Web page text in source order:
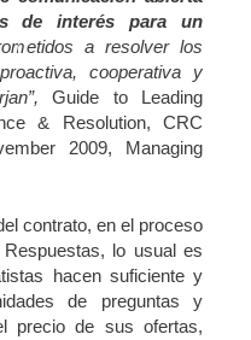
de interés para un
a resolver los
cooperativa y
Guide to Leading
& Resolution, CRC
2009, Managing
contrato, en el proceso
lo usual es
hacen suficiente y
de preguntas y
precio de sus ofertas,